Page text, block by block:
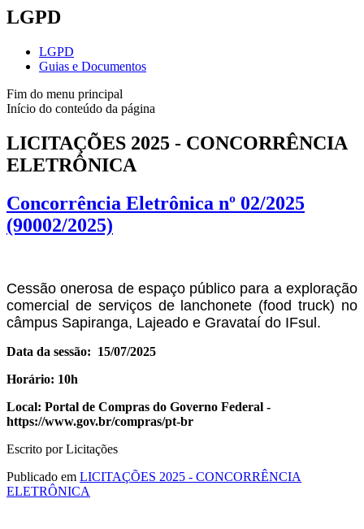
LGPD
LGPD
Guias e Documentos
Fim do menu principal
Início do conteúdo da página
LICITAÇÕES 2025 - CONCORRÊNCIA
ELETRÔNICA
Concorrência Eletrônica nº 02/2025
(90002/2025)
Cessão onerosa de espaço público para a exploração
comercial de serviços de lanchonete (food truck) no
câmpus Sapiranga, Lajeado e Gravataí do IFsul.
Data da sessão: 15/07/2025
Horário: 10h
Local: Portal de Compras do Governo Federal -
https://www.gov.br/compras/pt-br
Escrito por Licitações
Publicado em LICITAÇÕES 2025 - CONCORRÊNCIA
ELETRÔNICA